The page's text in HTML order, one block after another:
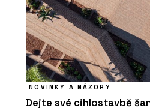
NOVINKY A NÁZORY
Dejte své cihlostavbě